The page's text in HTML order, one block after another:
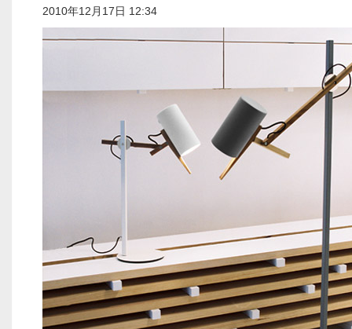
2010年12月17日 12:34